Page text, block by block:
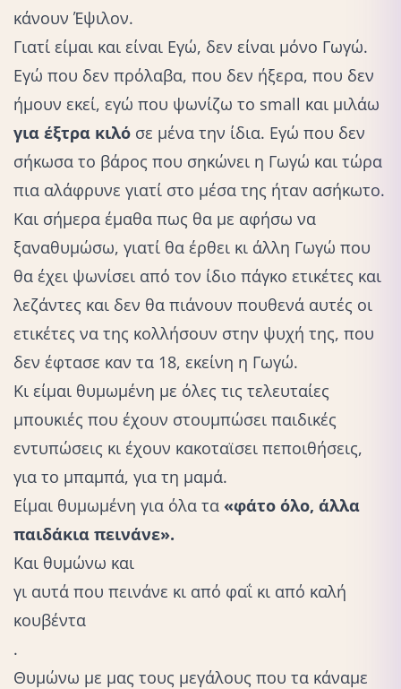
κάνουν Έψιλον.
Γιατί είμαι και είναι Εγώ, δεν είναι μόνο Γωγώ.
Εγώ που δεν πρόλαβα, που δεν ήξερα, που δεν
ήμουν εκεί, εγώ που ψωνίζω το small και μιλάω
για έξτρα κιλό σε μένα την ίδια. Εγώ που δεν
σήκωσα το βάρος που σηκώνει η Γωγώ και τώρα
πια αλάφρυνε γιατί στο μέσα της ήταν ασήκωτο.
Και σήμερα έμαθα πως θα με αφήσω να
ξαναθυμώσω, γιατί θα έρθει κι άλλη Γωγώ που
θα έχει ψωνίσει από τον ίδιο πάγκο ετικέτες και
λεζάντες και δεν θα πιάνουν πουθενά αυτές οι
ετικέτες να της κολλήσουν στην ψυχή της, που
δεν έφτασε καν τα 18, εκείνη η Γωγώ.
Κι είμαι θυμωμένη με όλες τις τελευταίες
μπουκιές που έχουν στουμπώσει παιδικές
εντυπώσεις κι έχουν κακοταϊσει πεποιθήσεις,
για το μπαμπά, για τη μαμά.
Είμαι θυμωμένη για όλα τα «φάτο όλο, άλλα
παιδάκια πεινάνε».
Και θυμώνω και
γι αυτά που πεινάνε κι από φαΐ κι από καλή
κουβέντα
.
Θυμώνω με μας τους μεγάλους που τα κάναμε